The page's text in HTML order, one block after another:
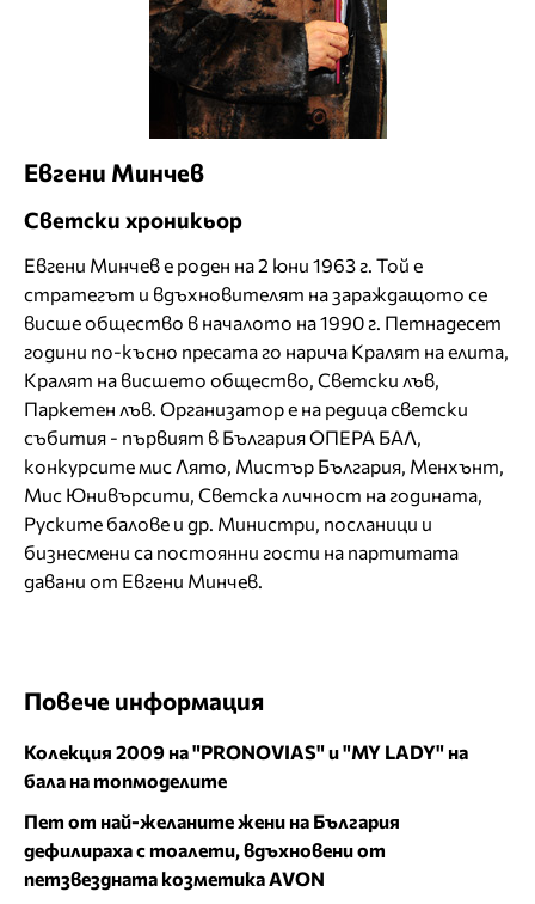
Евгени Минчев
Светски хроникьор
Евгени Минчев е роден на 2 юни 1963 г. Той е
стратегът и вдъхновителят на зараждащото се
висше общество в началото на 1990 г. Петнадесет
години по-късно пресата го нарича Кралят на елита,
Кралят на висшето общество, Светски лъв,
Паркетен лъв. Организатор е на редица светски
събития - първият в България ОПЕРА БАЛ,
конкурсите мис Лято, Мистър България, Менхънт,
Мис Юнивърсити, Светска личност на годината,
Руските балове и др. Министри, посланици и
бизнесмени са постоянни гости на партитата
давани от Евгени Минчев.
Повече информация
Колекция 2009 на "PRONOVIAS" и "MY LADY" на
бала на топмоделите
Пет от най-желаните жени на България
дефилираха с тоалети, вдъхновени от
петзвездната козметика AVON